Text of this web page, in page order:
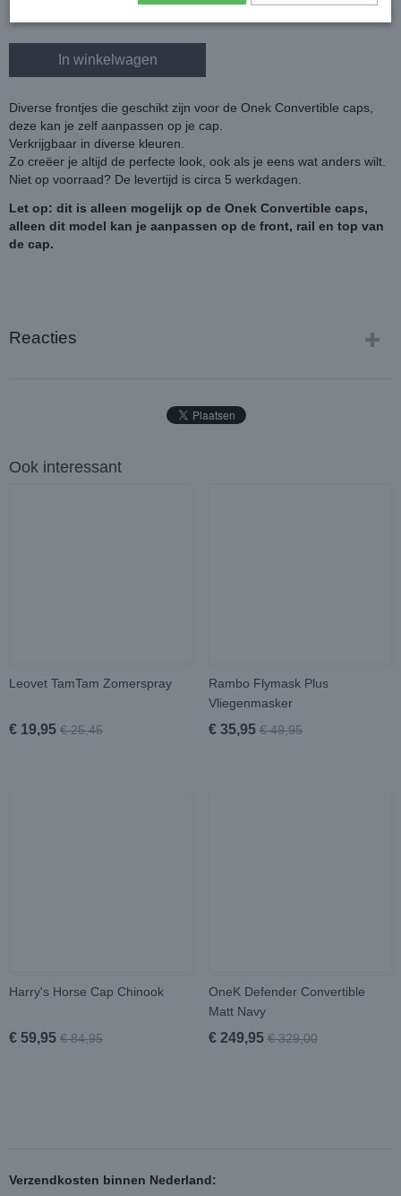
In winkelwagen
Diverse frontjes die geschikt zijn voor de Onek Convertible caps,
deze kan je zelf aanpassen op je cap.
Verkrijgbaar in diverse kleuren.
Zo creëer je altijd de perfecte look, ook als je eens wat anders wilt.
Niet op voorraad? De levertijd is circa 5 werkdagen.
Let op: dit is alleen mogelijk op de Onek Convertible caps,
alleen dit model kan je aanpassen op de front, rail en top van
de cap.
Reacties
Ook interessant
Leovet TamTam Zomerspray
€ 19,95 € 25,45
Rambo Flymask Plus
Vliegenmasker
€ 35,95 € 49,95
Harry's Horse Cap Chinook
€ 59,95 € 84,95
OneK Defender Convertible
Matt Navy
€ 249,95 € 329,00
Verzendkosten binnen Nederland: